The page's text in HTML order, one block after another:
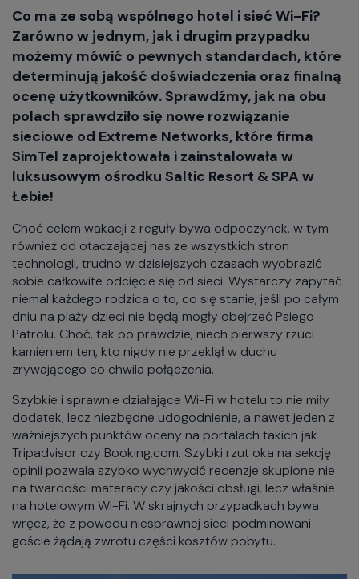
Co ma ze sobą wspólnego hotel i sieć Wi-Fi?
Zarówno w jednym, jak i drugim przypadku
możemy mówić o pewnych standardach, które
determinują jakość doświadczenia oraz finalną
ocenę użytkowników. Sprawdźmy, jak na obu
polach sprawdziło się nowe rozwiązanie
sieciowe od Extreme Networks, które firma
SimTel zaprojektowała i zainstalowała w
luksusowym ośrodku Saltic Resort & SPA w
Łebie!
Choć celem wakacji z reguły bywa odpoczynek, w tym
również od otaczającej nas ze wszystkich stron
technologii, trudno w dzisiejszych czasach wyobrazić
sobie całkowite odcięcie się od sieci. Wystarczy zapytać
niemal każdego rodzica o to, co się stanie, jeśli po całym
dniu na plaży dzieci nie będą mogły obejrzeć Psiego
Patrolu. Choć, tak po prawdzie, niech pierwszy rzuci
kamieniem ten, kto nigdy nie przeklął w duchu
zrywającego co chwila połączenia.
Szybkie i sprawnie działające Wi-Fi w hotelu to nie miły
dodatek, lecz niezbędne udogodnienie, a nawet jeden z
ważniejszych punktów oceny na portalach takich jak
Tripadvisor czy Booking.com. Szybki rzut oka na sekcję
opinii pozwala szybko wychwycić recenzje skupione nie
na twardości materacy czy jakości obsługi, lecz właśnie
na hotelowym Wi-Fi. W skrajnych przypadkach bywa
wręcz, że z powodu niesprawnej sieci podminowani
goście żądają zwrotu części kosztów pobytu.